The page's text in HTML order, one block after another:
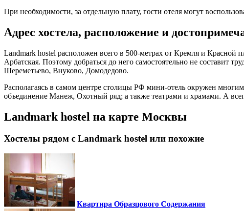
При необходимости, за отдельную плату, гости отеля могут
Адрес хостела, расположение и
Landmark hostel расположен всего в 500-метрах от Кремля и
Арбатская. Поэтому добраться до него самостоятельно не составит
Шереметьево, Внуково, Домодедово.
Располагаясь в самом центре столицы РФ мини-отель окружен
объединение Манеж, Охотный ряд; а также театрами и храмами. А
Landmark hostel на карте Москвы
Хостелы рядом с Landmark hostel или похожие
Квартира Образцового Содержания